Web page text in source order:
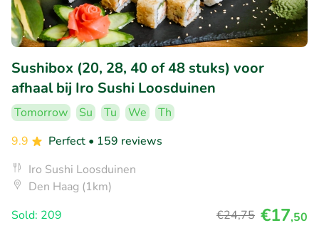
Sushibox (20, 28, 40 of 48 stuks) voor
afhaal bij Iro Sushi Loosduinen
Tomorrow Su Tu We
Th
9.9
Perfect • 159 reviews
Iro Sushi Loosduinen
Den Haag (1km)
Sold: 209
€24,75 €17,50